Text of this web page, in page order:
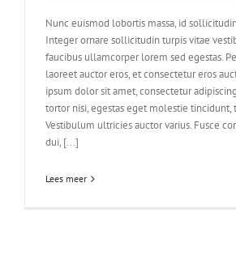
Nunc euismod lobortis massa, id
Integer ornare sollicitudin turpis vitae
faucibus ullamcorper lorem sed egestas.
laoreet auctor eros, et consectetur eros
ipsum dolor sit amet, consectetur
tortor nisi, egestas eget molestie tincidunt,
Vestibulum ultricies auctor varius. Fusce
dui, [...]
Lees meer